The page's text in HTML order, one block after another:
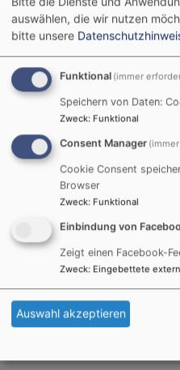
So, 6.9. 15:30-16:45 Uhr
Schloss- und
Sr. Dorothea Krauß CCR
Rödelsee Treffpunkt am
auswählen, die wir nutzen
bitte unsere
Funktional (immer
Speichern von Daten:
Zweck: Funktional
Consent Manager
Cookie Consent
Browser
Zweck: Funktional
Einbindung von
Zeigt einen Facebook-
Zweck: Eingebettete
Auswahl akzeptieren